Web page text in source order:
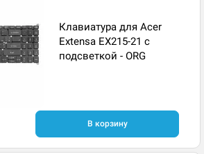
Клавиатура для Acer
Extensa EX215-21 с
подсветкой - ORG
В корзину